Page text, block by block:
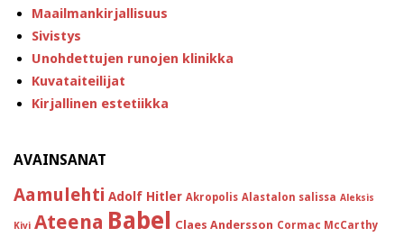
Maailmankirjallisuus
Sivistys
Unohdettujen runojen klinikka
Kuvataiteilijat
Kirjallinen estetiikka
AVAINSANAT
Aamulehti Adolf Hitler Akropolis Alastalon salissa Aleksis
Kivi Ateena Babel Claes Andersson Cormac McCarthy